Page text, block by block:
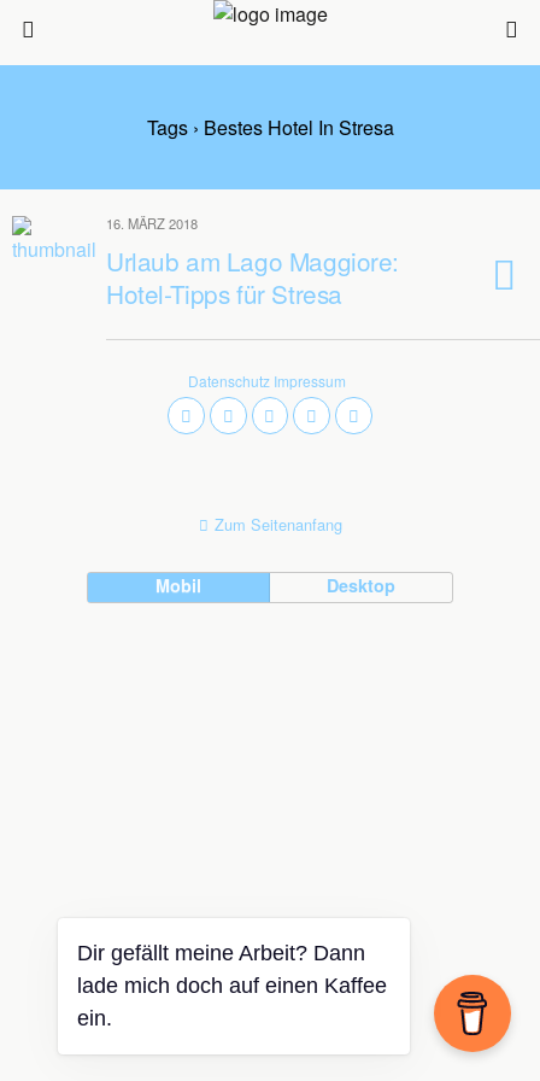
Tags › Bestes Hotel In Stresa
16. MÄRZ 2018
Urlaub am Lago Maggiore:
Hotel-Tipps für Stresa
Datenschutz Impressum
Zum Seitenanfang
Mobil Desktop
Dir gefällt meine Arbeit? Dann
lade mich doch auf einen Kaffee
ein.